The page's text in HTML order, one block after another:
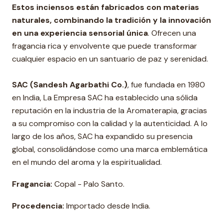
Estos inciensos están fabricados con materias
naturales, combinando la tradición y la innovación
en una experiencia sensorial única. Ofrecen una
fragancia rica y envolvente que puede transformar
cualquier espacio en un santuario de paz y serenidad.
SAC (Sandesh Agarbathi Co.), fue fundada en 1980
en India, La Empresa SAC ha establecido una sólida
reputación en la industria de la Aromaterapia, gracias
a su compromiso con la calidad y la autenticidad. A lo
largo de los años, SAC ha expandido su presencia
global, consolidándose como una marca emblemática
en el mundo del aroma y la espiritualidad.
Fragancia: Copal - Palo Santo.
Procedencia: Importado desde India.